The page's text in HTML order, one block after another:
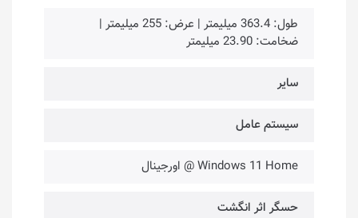
طول: 363.4 میلیمتر | عرض: 255 میلیمتر |
ضخامت: 23.90 میلیمتر
سایر
سیستم عامل
Windows 11 Home @ اورجینال
حسگر اثر انگشت